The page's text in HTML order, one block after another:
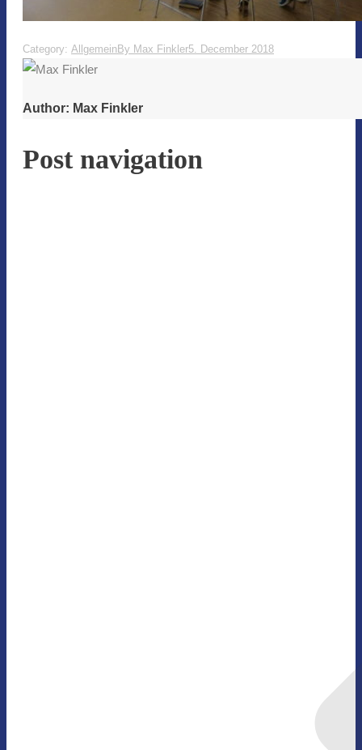
Category: AllgemeinBy Max Finkler5. December 2018
Author: Max Finkler
Post navigation